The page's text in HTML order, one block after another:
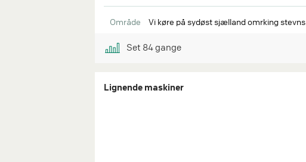
Område Vi køre på sydøst sjælland omrking stevns
Set 84gange
Lignende maskiner